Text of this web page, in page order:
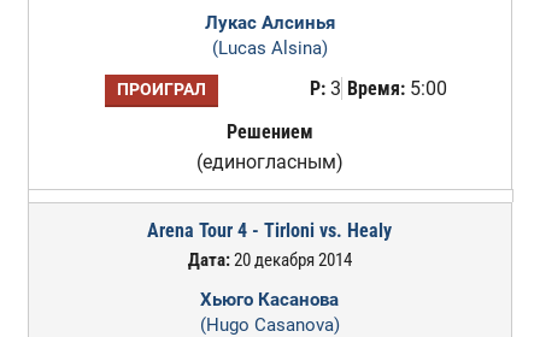
Лукас Алсинья
(Lucas Alsina)
ПРОИГРАЛ Р:3 Время:5:00
Решением
(единогласным)
Arena Tour 4 - Tirloni vs. Healy
Дата:20 декабря 2014
Хьюго Касанова
(Hugo Casanova)